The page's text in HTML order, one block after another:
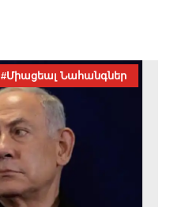
#Միացեալ Նահանգներ